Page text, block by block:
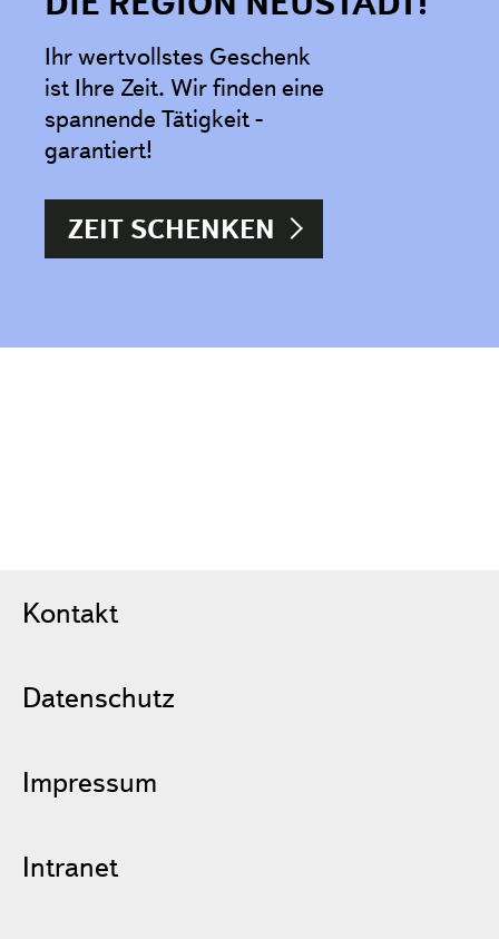
Ihr wertvollstes Geschenk
ist Ihre Zeit. Wir finden eine
spannende Tätigkeit -
garantiert!
ZEIT SCHENKEN
Kontakt
Datenschutz
Impressum
Intranet